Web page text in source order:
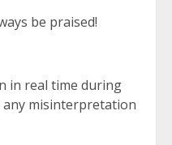
be praised!
in real time during
misinterpretation